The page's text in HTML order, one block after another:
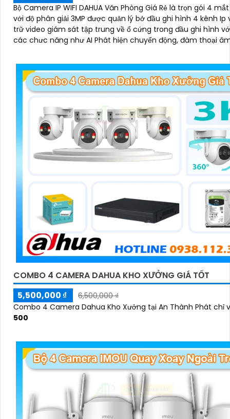
Bộ Camera IP WIFI DAHUA Văn Phòng Giá Rẻ là trọn gói 4
với độ phân giải 3MP được quản lý bở đầu ghi hình 4 kênh Ip
trữ video giám sát tập trung về ổ cứng trong đầu ghi hình
các chưc năng như AI Phát hiện chuyển động, đàm thoại
COMBO 4 CAMERA DAHUA KHO XƯỞNG GIÁ TỐT
5,500,000 ₫
6,500,000 ₫
Combo 4 Camera Dahua Kho Xưởng tại An Thành Phát chỉ
500